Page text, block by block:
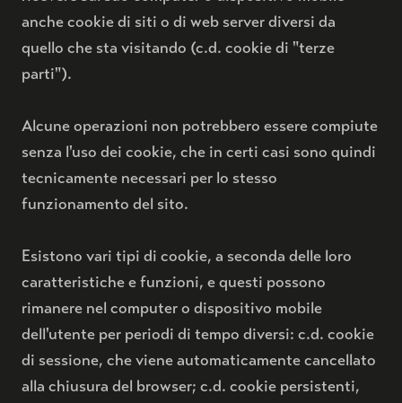
anche cookie di siti o di web server diversi da
quello che sta visitando (c.d. cookie di "terze
parti").
Alcune operazioni non potrebbero essere compiute
senza l'uso dei cookie, che in certi casi sono quindi
tecnicamente necessari per lo stesso
funzionamento del sito.
Esistono vari tipi di cookie, a seconda delle loro
caratteristiche e funzioni, e questi possono
rimanere nel computer o dispositivo mobile
dell'utente per periodi di tempo diversi: c.d. cookie
di sessione, che viene automaticamente cancellato
alla chiusura del browser; c.d. cookie persistenti,